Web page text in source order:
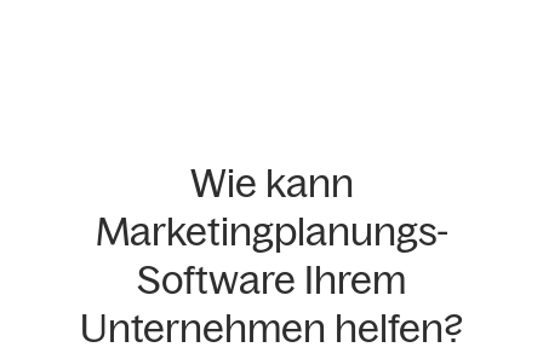
Wie kann
Marketingplanungs-
Software Ihrem
Unternehmen helfen?